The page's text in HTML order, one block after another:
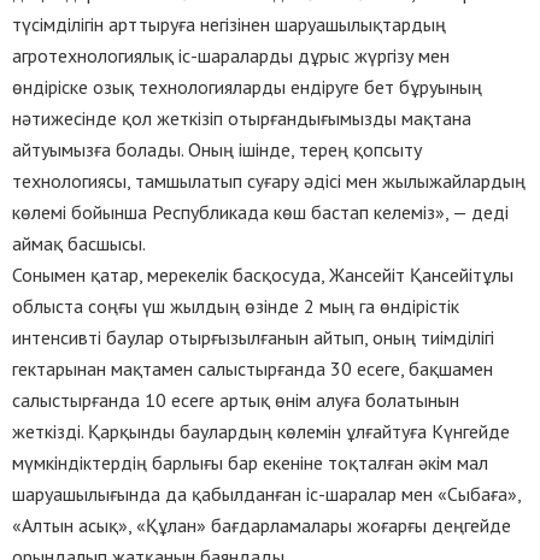
түсімділігін арттыруға негізінен шаруашылықтардың
агротехнологиялық іс-шараларды дұрыс жүргізу мен
өндіріске озық технологияларды ендіруге бет бұруының
нәтижесінде қол жеткізіп отырғандығымызды мақтана
айтуымызға болады. Оның ішінде, терең қопсыту
технологиясы, тамшылатып суғару әдісі мен жылыжайлардың
көлемі бойынша Республикада көш бастап келеміз», — деді
аймақ басшысы.
Сонымен қатар, мерекелік басқосуда, Жансейіт Қансейітұлы
облыста соңғы үш жылдың өзінде 2 мың га өндірістік
интенсивті баулар отырғызылғанын айтып, оның тиімділігі
гектарынан мақтамен салыстырғанда 30 есеге, бақшамен
салыстырғанда 10 есеге артық өнім алуға болатынын
жеткізді. Қарқынды баулардың көлемін ұлғайтуға Күнгейде
мүмкіндіктердің барлығы бар екеніне тоқталған әкім мал
шаруашылығында да қабылданған іс-шаралар мен «Сыбаға»,
«Алтын асық», «Құлан» бағдарламалары жоғарғы деңгейде